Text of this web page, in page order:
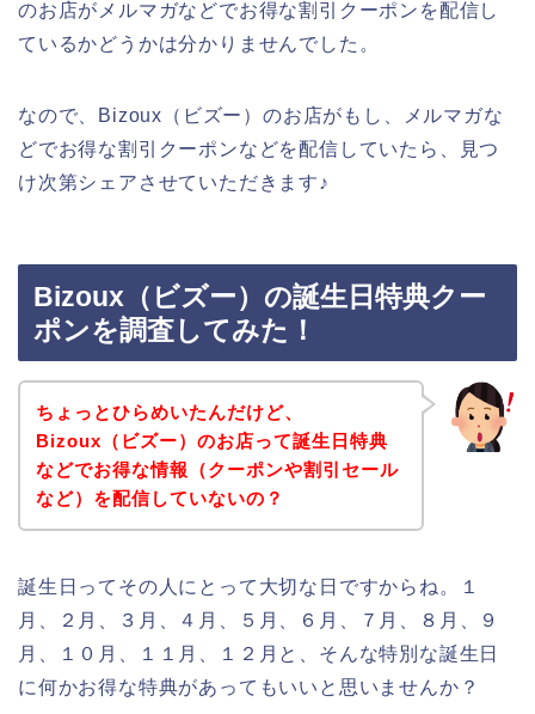
のお店がメルマガなどでお得な割引クーポンを配信し
ているかどうかは分かりませんでした。
なので、Bizoux（ビズー）のお店がもし、メルマガな
どでお得な割引クーポンなどを配信していたら、見つ
け次第シェアさせていただきます♪
Bizoux（ビズー）の誕生日特典クー
ポンを調査してみた！
ちょっとひらめいたんだけど、
Bizoux（ビズー）のお店って誕生日特典
などでお得な情報（クーポンや割引セール
など）を配信していないの？
誕生日ってその人にとって大切な日ですからね。１
月、２月、３月、４月、５月、６月、７月、８月、９
月、１０月、１１月、１２月と、そんな特別な誕生日
に何かお得な特典があってもいいと思いませんか？